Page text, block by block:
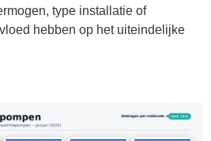
type installatie of
hebben op het uiteindelijke